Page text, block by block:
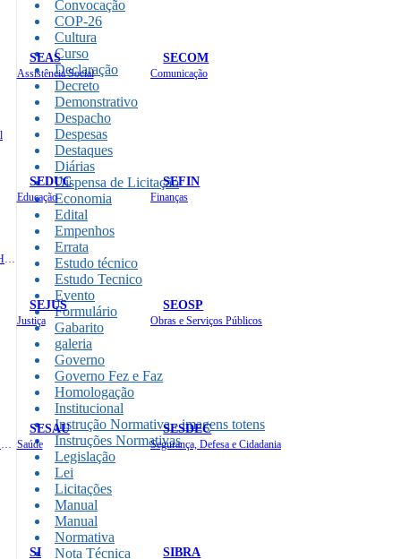
SEAS
Assistência Social
SECOM
Comunicação
SEDUC
Educação
SEFIN
Finanças
SEJUS
Justiça
SEOSP
Obras e Serviços Públicos
SESAU
Saúde
SESDEC
Segurança, Defesa e Cidadania
SI SIBRA
Convocação
COP-26
Cultura
Curso
Declaração
Decreto
Demonstrativo
Despacho
Despesas
Destaques
Diárias
Dispensa de Licitação
Economia
Edital
Empenhos
Errata
Estudo técnico
Estudo Tecnico
Evento
Formulário
Gabarito
galeria
Governo
Governo Fez e Faz
Homologação
Institucional
Instrução Normativa - imagens totens
Instruções Normativas
Legislação
Lei
Licitações
Manual
Manual
Normativa
Nota Técnica